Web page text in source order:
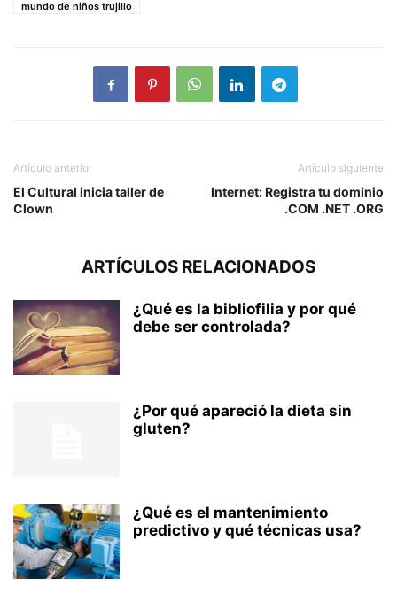
mundo de niños trujillo
Artículo anterior
El Cultural inicia taller de
Clown
Artículo siguiente
Internet: Registra tu dominio
.COM .NET .ORG
ARTÍCULOS RELACIONADOS
¿Qué es la bibliofilia y por qué
debe ser controlada?
¿Por qué apareció la dieta sin
gluten?
¿Qué es el mantenimiento
predictivo y qué técnicas usa?